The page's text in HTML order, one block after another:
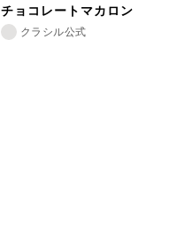
チョコレートマカロン
クラシル公式